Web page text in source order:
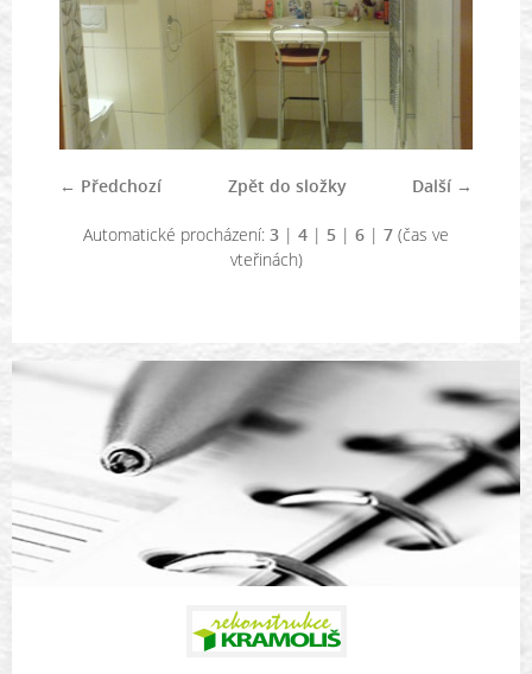
← Předchozí Další →
Zpět do složky
Automatické procházení: 3 | 4 | 5 | 6 | 7 (čas ve
vteřinách)